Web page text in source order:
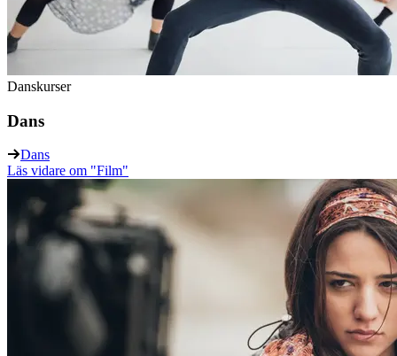
Danskurser
Dans
Dans
Läs vidare om "Film"